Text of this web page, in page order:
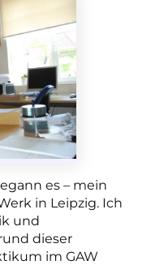
es – mein
in Leipzig. Ich
und
dieser
im GAW